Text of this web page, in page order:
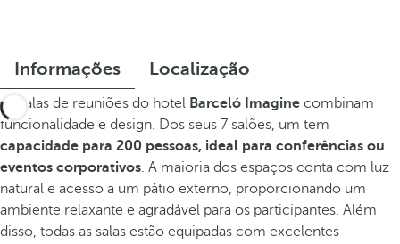
Informações Localização
As salas de reuniões do hotel Barceló Imagine combinam
funcionalidade e design. Dos seus 7 salões, um tem
capacidade para 200 pessoas, ideal para conferências ou
eventos corporativos. A maioria dos espaços conta com luz
natural e acesso a um pátio externo, proporcionando um
ambiente relaxante e agradável para os participantes. Além
disso, todas as salas estão equipadas com excelentes